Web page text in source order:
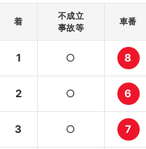
着
不成立
事故等
車番
1 ○ 8
2 ○ 6
3 ○ 7